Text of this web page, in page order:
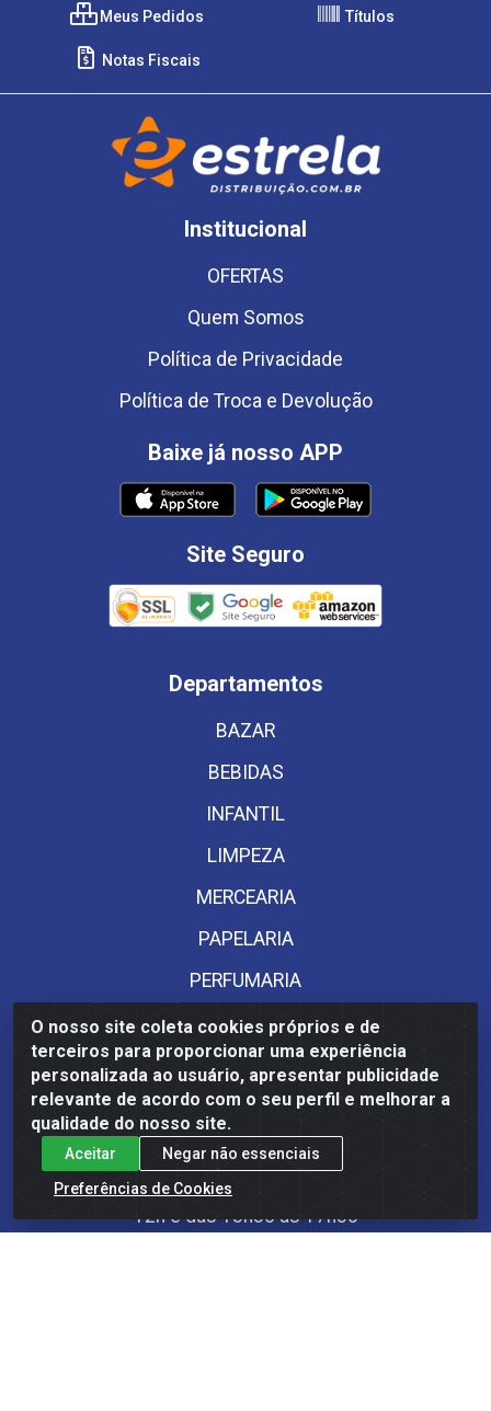
O nosso site coleta cookies próprios e de
terceiros para proporcionar uma experiência
personalizada ao usuário, apresentar publicidade
relevante de acordo com o seu perfil e melhorar a
qualidade do nosso site.
Aceitar
Negar não essenciais
Preferências de Cookies
Meus Pedidos Títulos
Notas Fiscais
Institucional
OFERTAS
Quem Somos
Política de Privacidade
Política de Troca e Devolução
Baixe já nosso APP
Site Seguro
Departamentos
BAZAR
BEBIDAS
INFANTIL
LIMPEZA
MERCEARIA
PAPELARIA
PERFUMARIA
Fale Conosco
(61) 3404-9200
(61) 99203-4697
sacdosite@estreladistribuicao.com.br
Atendimento de segunda a sexta-feira das 08h às
12h e das 13h30 às 17h30